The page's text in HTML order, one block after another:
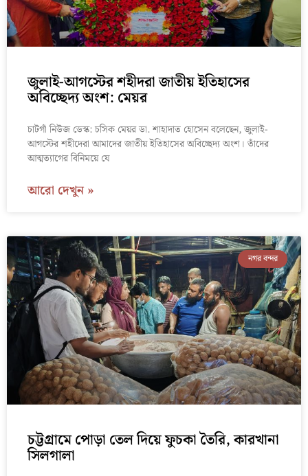
জুলাই-আগস্টের শহীদরা জাতীয় ইতিহাসের
অবিচ্ছেদ্য অংশ: মেয়র
চাটগাঁ নিউজ ডেস্ক: চসিক মেয়র ডা. শাহাদাত হোসেন বলেছেন, জুলাই-
আগস্টের শহীদেরা আমাদের জাতীয় ইতিহাসের অবিচ্ছেদ্য অংশ। তাঁদের
আত্মত্যাগের বিনিময়ে যে
আরো দেখুন »
নগর বন্দর
চট্টগ্রামে পোড়া তেল দিয়ে ফুচকা তৈরি, কারখানা
সিলগালা